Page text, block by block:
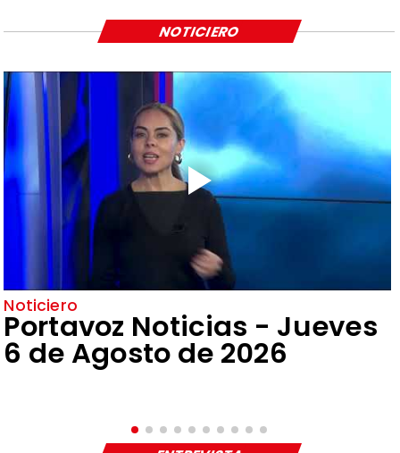
Noticiero
Portavoz Noticias - Jueves
6 de Agosto de 2026
NOTICIERO